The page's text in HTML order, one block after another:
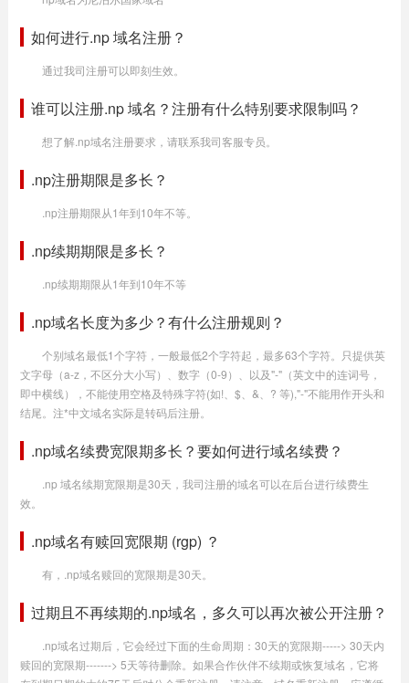
如何进行.np 域名注册？
通过我司注册可以即刻生效。
谁可以注册.np 域名？注册有什么特别要求限制吗？
想了解.np域名注册要求，请联系我司客服专员。
.np注册期限是多长？
.np注册期限从1年到10年不等。
.np续期期限是多长？
.np续期期限从1年到10年不等
.np域名长度为多少？有什么注册规则？
个别域名最低1个字符，一般最低2个字符起，最多63个字符。只提供英
文字母（a-z，不区分大小写）、数字（0-9）、以及"-"（英文中的连词号，
即中横线），不能使用空格及特殊字符(如!、$、&、? 等),"-"不能用作开头和
结尾。注*中文域名实际是转码后注册。
.np域名续费宽限期多长？要如何进行域名续费？
.np 域名续期宽限期是30天，我司注册的域名可以在后台进行续费生
效。
.np域名有赎回宽限期 (rgp) ？
有，.np域名赎回的宽限期是30天。
过期且不再续期的.np域名，多久可以再次被公开注册？
.np域名过期后，它会经过下面的生命周期：30天的宽限期-----> 30天内
赎回的宽限期-------> 5天等待删除。如果合作伙伴不续期或恢复域名，它将